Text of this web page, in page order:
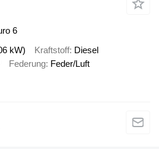
6
kW) Kraftstoff Diesel
Federung Feder/Luft